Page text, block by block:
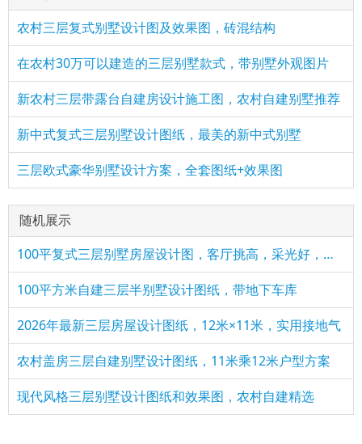
农村三层复式别墅设计图及效果图，砖混结构
在农村30万可以建造的三层别墅款式，带别墅外观图片
新农村三层带露台自建房设计施工图，农村自建别墅推荐
新中式复式三层别墅设计图纸，最美的新中式别墅
三层欧式豪华别墅设计方案，全套图纸+效果图
随机展示
100平复式三层别墅房屋设计图，客厅挑高，采光好，卧室多
100平方米自建三层半别墅设计图纸，带地下车库
2026年最新三层房屋设计图纸，12米×11米，实用接地气
农村盖房三层自建别墅设计图纸，11米乘12米户型方案
现代风格三层别墅设计图纸和效果图，农村自建精选